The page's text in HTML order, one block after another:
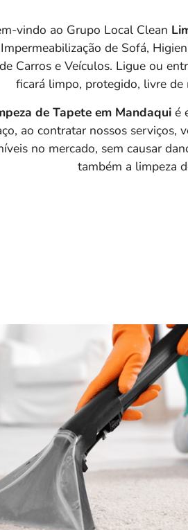
vindo ao Grupo Local Clean
de Sofá,
Carros e Veículos. Ligue ou
ficará limpo, protegido, livre de
de Tapete em Mandaquié
ao contratar nossos serviços,
no mercado, sem causar
também a limpeza